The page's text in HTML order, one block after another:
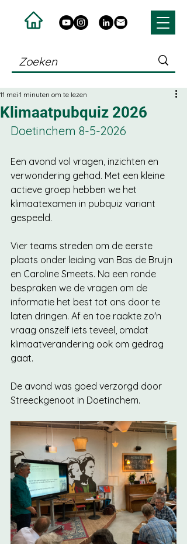
Klimaatpubquiz 2026
11 mei 1 minuten om te lezen
Doetinchem 8-5-2026
Een avond vol vragen, inzichten en
verwondering gehad. Met een kleine
actieve groep hebben we het
klimaatexamen in pubquiz variant
gespeeld.
Vier teams streden om de eerste
plaats onder leiding van Bas de Bruijn
en Caroline Smeets. Na een ronde
bespraken we de vragen om de
informatie het best tot ons door te
laten dringen. Af en toe raakte zo'n
vraag onszelf iets teveel, omdat
klimaatverandering ook om gedrag
gaat.
De avond was goed verzorgd door
Streeckgenoot in Doetinchem.